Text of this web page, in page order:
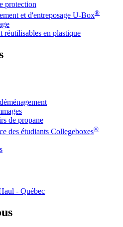
protection
et d'entreposage U-Box®
réutilisables en plastique
de propane
des étudiants Collegeboxes®
- Québec